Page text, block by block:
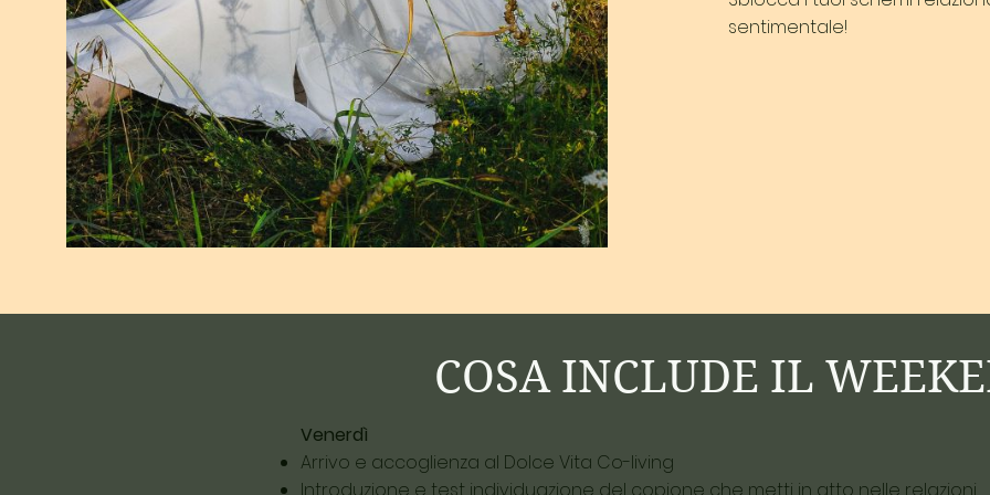
sentimentale!
COSA INCLUDE IL
Venerdì
Arrivo e accoglienza al Dolce Vita Co-living